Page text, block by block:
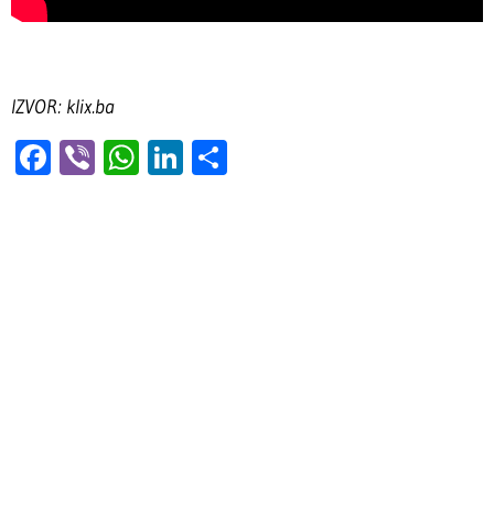
IZVOR: klix.ba
Facebook
ViberWhatsApp
LinkedIn